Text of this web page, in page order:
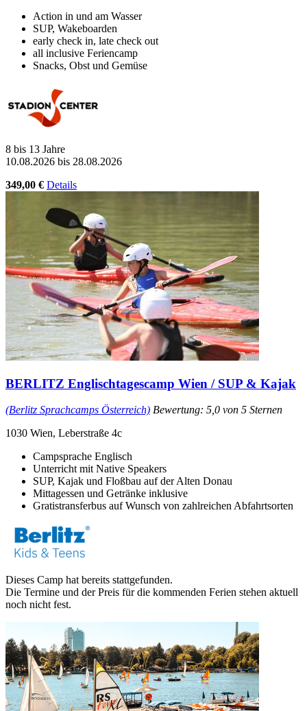
Action in und am Wasser
SUP, Wakeboarden
early check in, late check out
all inclusive Feriencamp
Snacks, Obst und Gemüse
8 bis 13 Jahre
10.08.2026 bis 28.08.2026
349,00 € Details
BERLITZ Englischtagescamp Wien / SUP & Kajak
(Berlitz Sprachcamps Österreich) Bewertung: 5,0 von 5 Sternen
1030 Wien, Leberstraße 4c
Campsprache Englisch
Unterricht mit Native Speakers
SUP, Kajak und Floßbau auf der Alten Donau
Mittagessen und Getränke inklusive
Gratistransferbus auf Wunsch von zahlreichen Abfahrtsorten
Dieses Camp hat bereits stattgefunden.
Die Termine und der Preis für die kommenden Ferien stehen aktuell
noch nicht fest.